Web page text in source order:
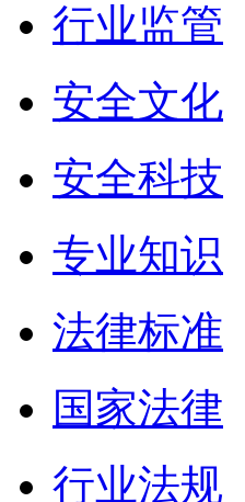
行业监管
安全文化
安全科技
专业知识
法律标准
国家法律
行业法规